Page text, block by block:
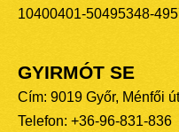
10400401-50495348-
GYIRMÓT SE
Cím: 9019 Győr, Ménfői
Telefon: +36-96-831-836